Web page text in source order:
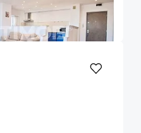
7
Etaj